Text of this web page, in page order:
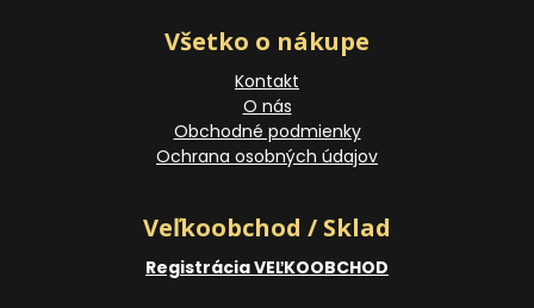
Všetko o nákupe
Kontakt
O nás
Obchodné podmienky
Ochrana osobných údajov
Veľkoobchod / Sklad
Registrácia VEĽKOOBCHOD